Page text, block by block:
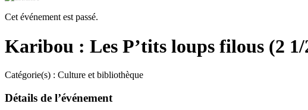
Cet événement est passé.
Karibou : Les P’tits loups filous (2 1/
Catégorie(s) : Culture et bibliothèque
Détails de l’événement